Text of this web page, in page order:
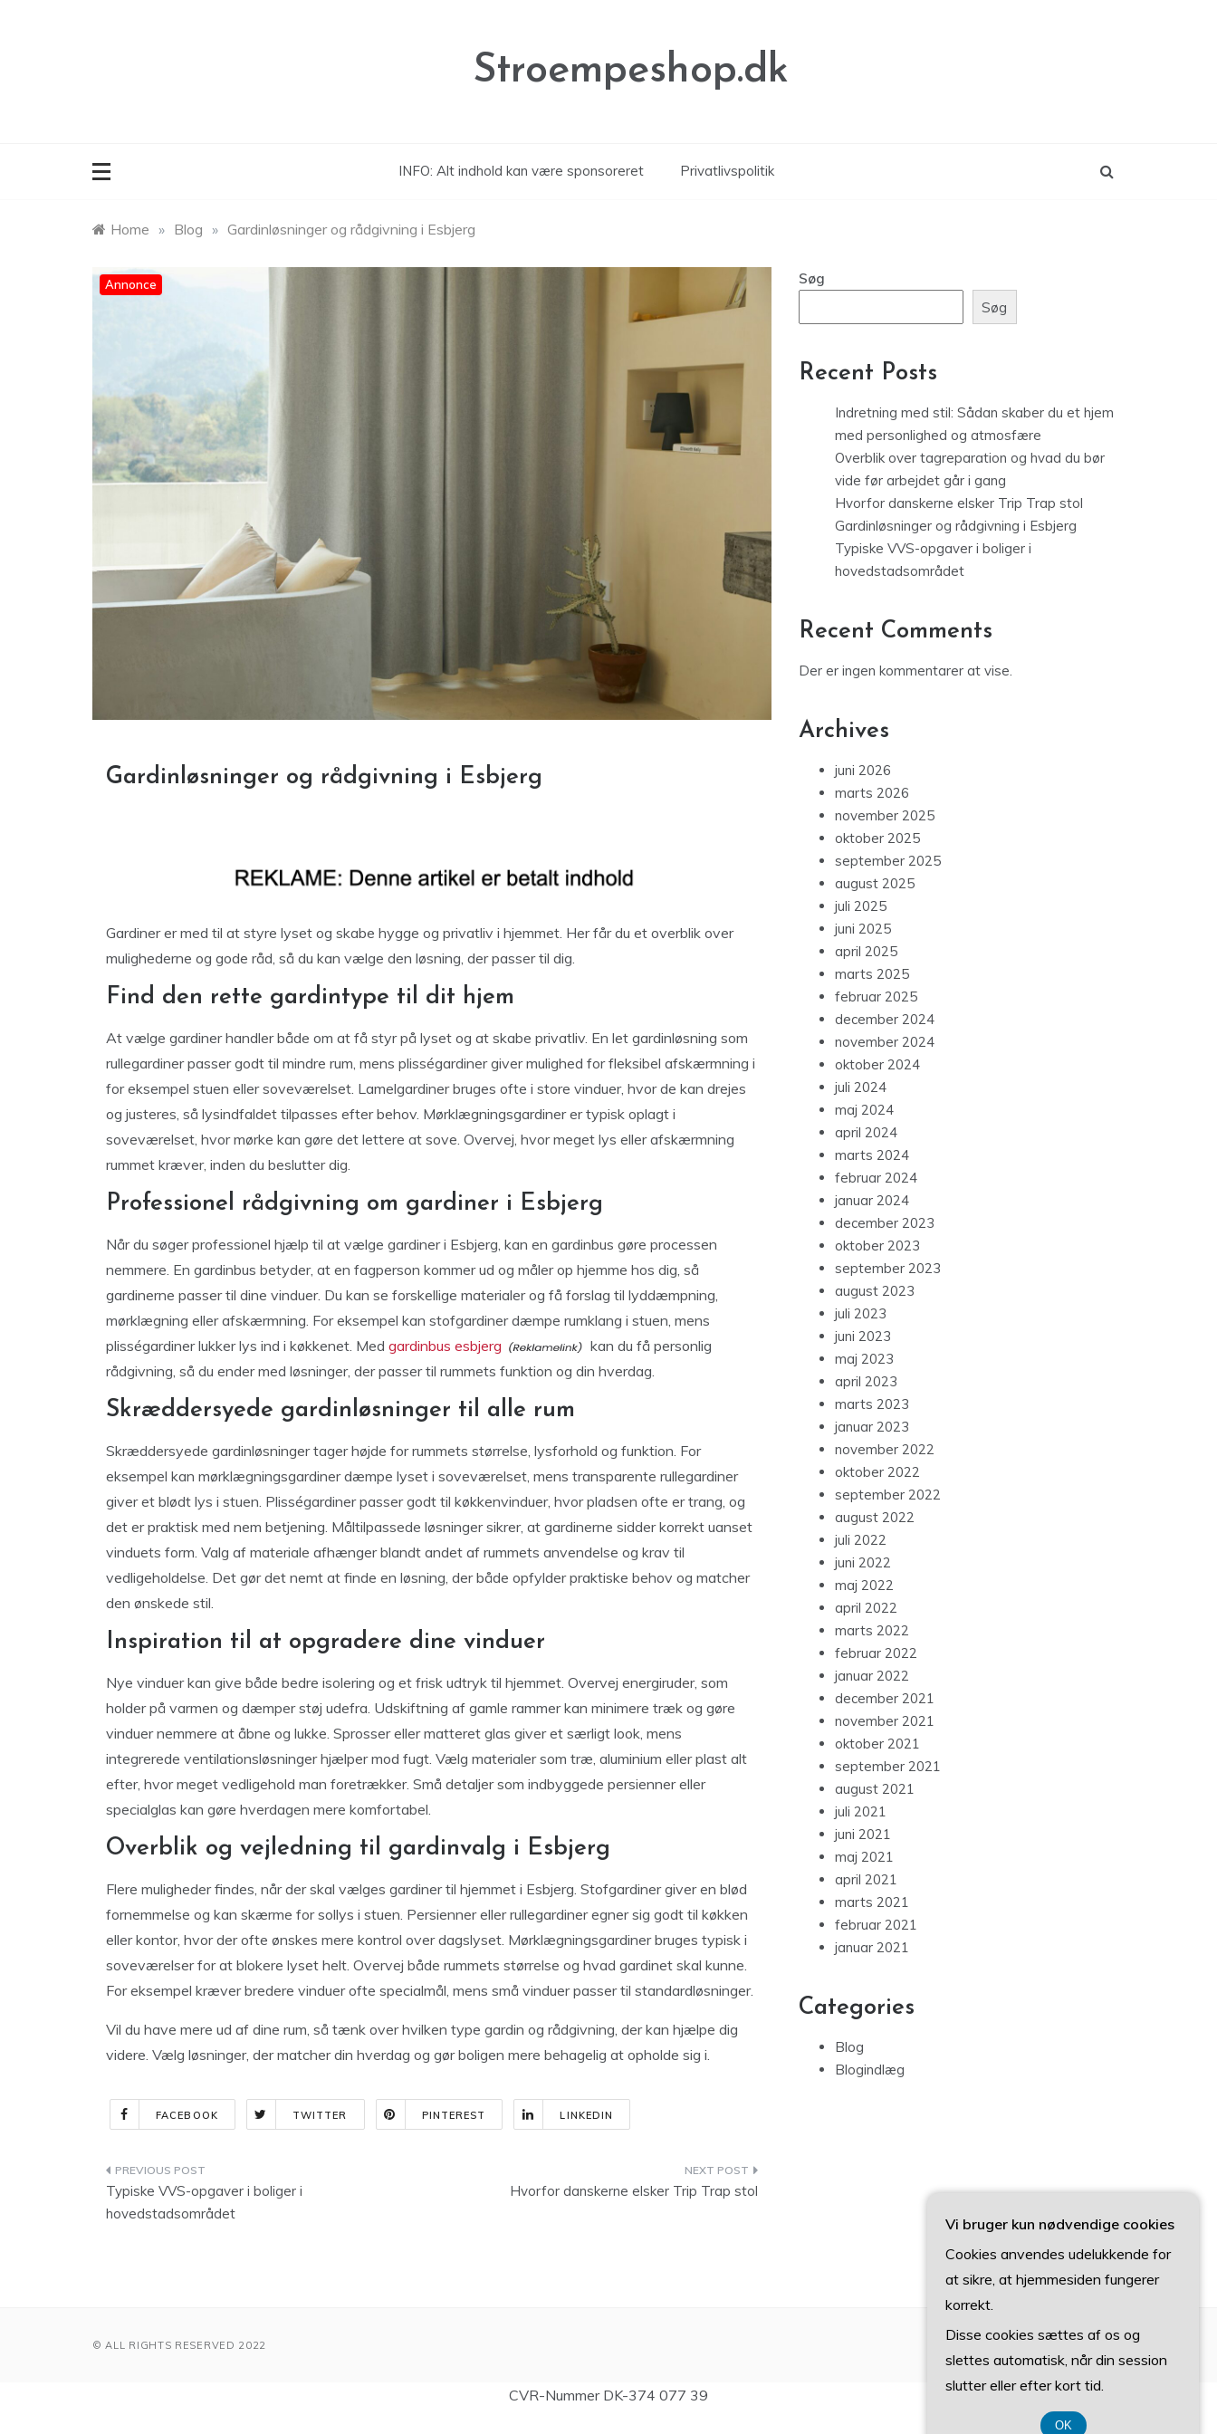
Stroempeshop.dk
INFO: Alt indhold kan være sponsoreret Privatlivspolitik
Home » Blog » Gardinløsninger og rådgivning i Esbjerg
Annonce
Gardinløsninger og rådgivning i Esbjerg
Gardiner er med til at styre lyset og skabe hygge og privatliv i hjemmet. Her får du et overblik over
mulighederne og gode råd, så du kan vælge den løsning, der passer til dig.
Find den rette gardintype til dit hjem
At vælge gardiner handler både om at få styr på lyset og at skabe privatliv. En let gardinløsning som
rullegardiner passer godt til mindre rum, mens plisségardiner giver mulighed for fleksibel afskærmning i
for eksempel stuen eller soveværelset. Lamelgardiner bruges ofte i store vinduer, hvor de kan drejes
og justeres, så lysindfaldet tilpasses efter behov. Mørklægningsgardiner er typisk oplagt i
soveværelset, hvor mørke kan gøre det lettere at sove. Overvej, hvor meget lys eller afskærmning
rummet kræver, inden du beslutter dig.
Professionel rådgivning om gardiner i Esbjerg
Når du søger professionel hjælp til at vælge gardiner i Esbjerg, kan en gardinbus gøre processen
nemmere. En gardinbus betyder, at en fagperson kommer ud og måler op hjemme hos dig, så
gardinerne passer til dine vinduer. Du kan se forskellige materialer og få forslag til lyddæmpning,
mørklægning eller afskærmning. For eksempel kan stofgardiner dæmpe rumklang i stuen, mens
plisségardiner lukker lys ind i køkkenet. Med gardinbus esbjerg
kan du få personlig
rådgivning, så du ender med løsninger, der passer til rummets funktion og din hverdag.
Skræddersyede gardinløsninger til alle rum
Skræddersyede gardinløsninger tager højde for rummets størrelse, lysforhold og funktion. For
eksempel kan mørklægningsgardiner dæmpe lyset i soveværelset, mens transparente rullegardiner
giver et blødt lys i stuen. Plisségardiner passer godt til køkkenvinduer, hvor pladsen ofte er trang, og
det er praktisk med nem betjening. Måltilpassede løsninger sikrer, at gardinerne sidder korrekt uanset
vinduets form. Valg af materiale afhænger blandt andet af rummets anvendelse og krav til
vedligeholdelse. Det gør det nemt at finde en løsning, der både opfylder praktiske behov og matcher
den ønskede stil.
Inspiration til at opgradere dine vinduer
Nye vinduer kan give både bedre isolering og et frisk udtryk til hjemmet. Overvej energiruder, som
holder på varmen og dæmper støj udefra. Udskiftning af gamle rammer kan minimere træk og gøre
vinduer nemmere at åbne og lukke. Sprosser eller matteret glas giver et særligt look, mens
integrerede ventilationsløsninger hjælper mod fugt. Vælg materialer som træ, aluminium eller plast alt
efter, hvor meget vedligehold man foretrækker. Små detaljer som indbyggede persienner eller
specialglas kan gøre hverdagen mere komfortabel.
Overblik og vejledning til gardinvalg i Esbjerg
Flere muligheder findes, når der skal vælges gardiner til hjemmet i Esbjerg. Stofgardiner giver en blød
fornemmelse og kan skærme for sollys i stuen. Persienner eller rullegardiner egner sig godt til køkken
eller kontor, hvor der ofte ønskes mere kontrol over dagslyset. Mørklægningsgardiner bruges typisk i
soveværelser for at blokere lyset helt. Overvej både rummets størrelse og hvad gardinet skal kunne.
For eksempel kræver bredere vinduer ofte specialmål, mens små vinduer passer til standardløsninger.
Vil du have mere ud af dine rum, så tænk over hvilken type gardin og rådgivning, der kan hjælpe dig
videre. Vælg løsninger, der matcher din hverdag og gør boligen mere behagelig at opholde sig i.
FACEBOOK TWITTER PINTEREST LINKEDIN
Indlægsnavigation
Typiske VVS-opgaver i boliger i
hovedstadsområdet
Hvorfor danskerne elsker Trip Trap stol
Søg
Søg
Recent Posts
Indretning med stil: Sådan skaber du et hjem
med personlighed og atmosfære
Overblik over tagreparation og hvad du bør
vide før arbejdet går i gang
Hvorfor danskerne elsker Trip Trap stol
Gardinløsninger og rådgivning i Esbjerg
Typiske VVS-opgaver i boliger i
hovedstadsområdet
Recent Comments
Der er ingen kommentarer at vise.
Archives
juni 2026
marts 2026
november 2025
oktober 2025
september 2025
august 2025
juli 2025
juni 2025
april 2025
marts 2025
februar 2025
december 2024
november 2024
oktober 2024
juli 2024
maj 2024
april 2024
marts 2024
februar 2024
januar 2024
december 2023
oktober 2023
september 2023
august 2023
juli 2023
juni 2023
maj 2023
april 2023
marts 2023
januar 2023
november 2022
oktober 2022
september 2022
august 2022
juli 2022
juni 2022
maj 2022
april 2022
marts 2022
februar 2022
januar 2022
december 2021
november 2021
oktober 2021
september 2021
august 2021
juli 2021
juni 2021
maj 2021
april 2021
marts 2021
februar 2021
januar 2021
Categories
Blog
Blogindlæg
© ALL RIGHTS RESERVED 2022
CVR-Nummer DK-374 077 39
Vi bruger kun nødvendige cookies
Cookies anvendes udelukkende for
at sikre, at hjemmesiden fungerer
korrekt.
Disse cookies sættes af os og
slettes automatisk, når din session
slutter eller efter kort tid.
OK